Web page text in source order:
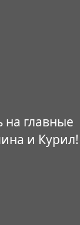
главные
и Курил!